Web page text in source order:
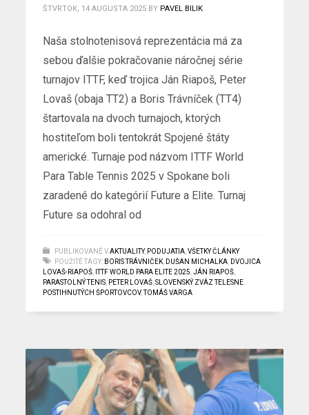
ŠTVRTOK, 14 AUGUSTA 2025 BY PAVEL BILIK
Naša stolnotenisová reprezentácia má za
sebou ďalšie pokračovanie náročnej série
turnajov ITTF, keď trojica Ján Riapoš, Peter
Lovaš (obaja TT2) a Boris Trávníček (TT4)
štartovala na dvoch turnajoch, ktorých
hostiteľom boli tentokrát Spojené štáty
americké. Turnaje pod názvom ITTF World
Para Table Tennis 2025 v Spokane boli
zaradené do kategórií Future a Elite. Turnaj
Future sa odohral od
PUBLIKOVANÉ V AKTUALITY, PODUJATIA ,VŠETKY ČLÁNKY
POUŽITÉ TAGY: BORIS TRÁVNIČEK DUŠAN MICHALKA DVOJICA
LOVAŠ-RIAPOŠ ITTF WORLD PARA ELITE 2025 ,JÁN RIAPOŠ
PARASTOLNÝ TENIS PETER LOVAŠ ,SLOVENSKÝ ZVÄZ TELESNE
POSTIHNUTÝCH ŠPORTOVCOV,TOMÁŠ VARGA